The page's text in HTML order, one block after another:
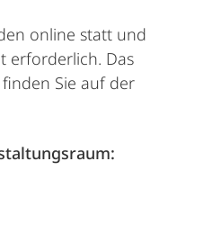
online statt und
erforderlich. Das
Sie auf der